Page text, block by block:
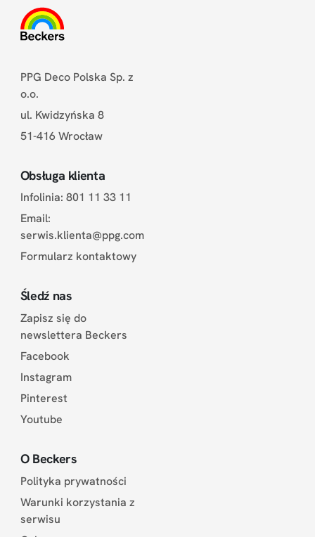
PPG Deco Polska Sp. z
o.o.
ul. Kwidzyńska 8
51-416 Wrocław
Obsługa klienta
Infolinia: 801 11 33 11
Email:
serwis.klienta@ppg.com
Formularz kontaktowy
Śledź nas
Zapisz się do
newslettera Beckers
Facebook
Instagram
Pinterest
Youtube
O Beckers
Polityka prywatności
Warunki korzystania z
serwisu